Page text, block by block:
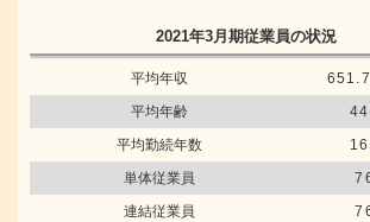
2021年3月期従業員の状況
平均年収 651.7
平均年齢
平均勤続年数
単体従業員
連結従業員